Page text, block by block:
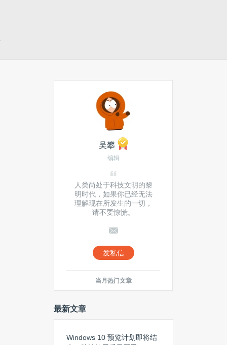
吴攀
编辑
人类尚处于科技文明的黎
明时代，如果你已经无法
理解现在所发生的一切，
请不要惊慌。
发私信
当月热门文章
最新文章
Windows 10 预览计划即将结